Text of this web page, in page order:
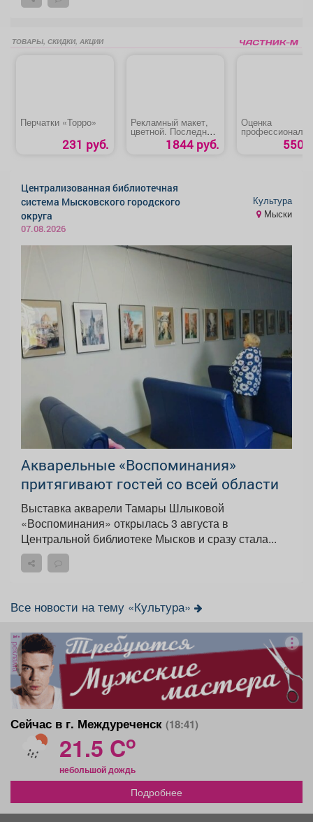
ТОВАРЫ, СКИДКИ, АКЦИИ
Перчатки «Торро»
231 руб.
Рекламный макет,
цветной. Последняя
полоса. 1844 руб.
Оценка
рисков 550
Централизованная библиотечная
система Мысковского городского
округа
07.08.2026
Культура
Мыски
Акварельные «Воспоминания»
притягивают гостей со всей области
Выставка акварели Тамары Шлыковой
«Воспоминания» открылась 3 августа в
Центральной библиотеке Мысков и сразу стала...
Все новости на тему «Культура»
реклама
Сейчас в г. Междуреченск (18:41)
21.5 Co
небольшой дождь
Подробнее